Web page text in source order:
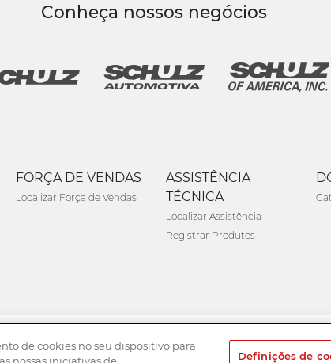
Conheça nossos negócios
FORÇA DE VENDAS
Localizar Força de Vendas
ASSISTÊNCIA
TÉCNICA
Localizar Assistência
Registrar Produtos
de cookies no seu dispositivo para
Definições de